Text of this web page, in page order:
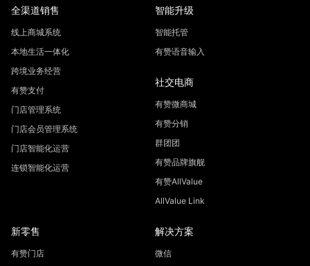
全渠道销售
线上商城系统
本地生活一体化
跨境业务经营
有赞支付
门店管理系统
门店会员管理系统
门店智能化运营
连锁智能化运营
智能升级
智能托管
有赞语音输入
社交电商
有赞微商城
有赞分销
群团团
有赞品牌旗舰
有赞AllValue
AllValue Link
新零售
有赞门店
解决方案
微信